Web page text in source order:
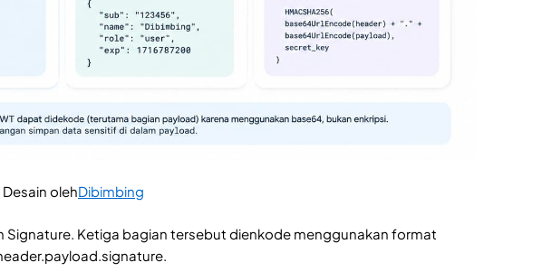
Desain olehDibimbing
Signature. Ketiga bagian tersebut dienkode menggunakan format